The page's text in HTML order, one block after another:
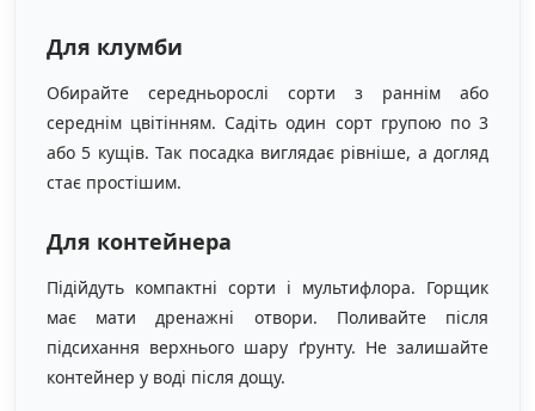
Для клумби
Обирайте середньорослі сорти з раннім або
середнім цвітінням. Садіть один сорт групою по 3
або 5 кущів. Так посадка виглядає рівніше, а догляд
стає простішим.
Для контейнера
Підійдуть компактні сорти і мультифлора. Горщик
має мати дренажні отвори. Поливайте після
підсихання верхнього шару ґрунту. Не залишайте
контейнер у воді після дощу.